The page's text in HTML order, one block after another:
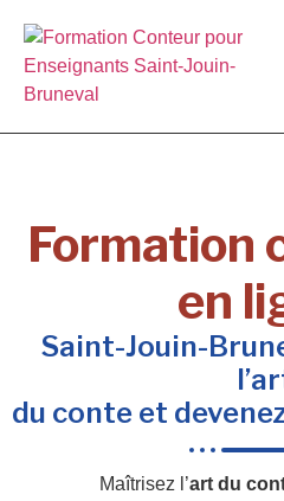
Formation
en
Saint-Jouin-
du conte et
Maîtrisez l’art du